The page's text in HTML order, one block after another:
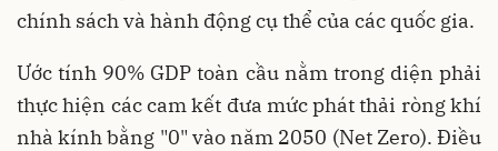
chính sách và hành động cụ thể của các quốc gia.
Ước tính 90% GDP toàn cầu nằm trong diện phải
thực hiện các cam kết đưa mức phát thải ròng khí
nhà kính bằng "0" vào năm 2050 (Net Zero). Điều